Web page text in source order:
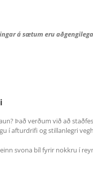
á sætum eru
Það verðum við að
í afturdrifi og stillanlegri
svona bíl fyrir nokkru í